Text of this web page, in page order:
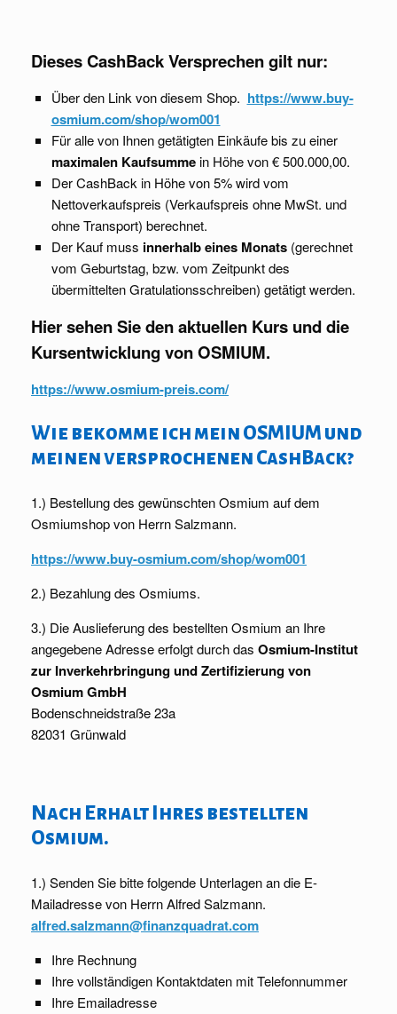
Dieses CashBack Versprechen gilt nur:
Über den Link von diesem Shop. https://www.buy-
osmium.com/shop/wom001
Für alle von Ihnen getätigten Einkäufe bis zu einer
maximalen Kaufsummein Höhe von € 500.000,00.
Der CashBack in Höhe von 5% wird vom
Nettoverkaufspreis (Verkaufspreis ohne MwSt. und
ohne Transport) berechnet.
Der Kauf muss innerhalb eines Monats (gerechnet
vom Geburtstag, bzw. vom Zeitpunkt des
übermittelten Gratulationsschreiben) getätigt werden.
Hier sehen Sie den aktuellen Kurs und die
Kursentwicklung von OSMIUM.
https://www.osmium-preis.com/
Wie bekomme ich mein OSMIUM und
meinen versprochenen CashBack?
1.) Bestellung des gewünschten Osmium auf dem
Osmiumshop von Herrn Salzmann.
https://www.buy-osmium.com/shop/wom001
2.) Bezahlung des Osmiums.
3.) Die Auslieferung des bestellten Osmium an Ihre
angegebene Adresse erfolgt durch das Osmium-Institut
zur Inverkehrbringung und Zertifizierung von
Osmium GmbH
Bodenschneidstraße 23a
82031 Grünwald
Nach Erhalt Ihres bestellten
Osmium.
1.) Senden Sie bitte folgende Unterlagen an die E-
Mailadresse von Herrn Alfred Salzmann.
alfred.salzmann@finanzquadrat.com
Ihre Rechnung
Ihre vollständigen Kontaktdaten mit Telefonnummer
Ihre Emailadresse